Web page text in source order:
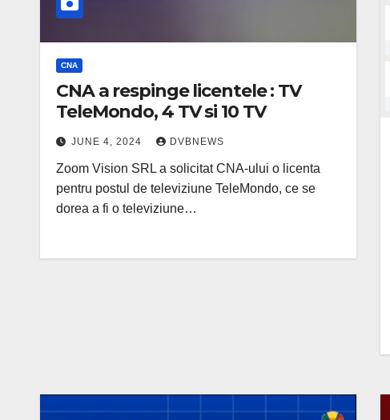
CNA
CNA a respinge licentele : TV
TeleMondo, 4 TV si 10 TV
JUNE 4, 2024 DVBNEWS
Zoom Vision SRL a solicitat CNA-ului o licenta
pentru postul de televiziune TeleMondo, ce se
dorea a fi o televiziune…